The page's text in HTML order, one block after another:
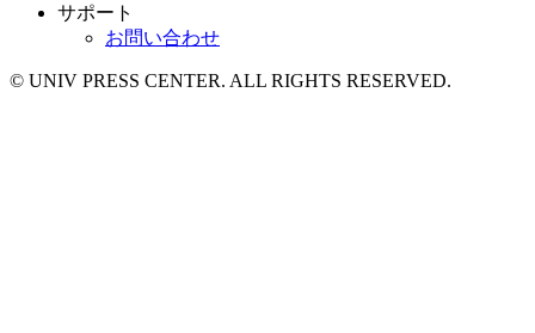
サポート
お問い合わせ
© UNIV PRESS CENTER. ALL RIGHTS RESERVED.